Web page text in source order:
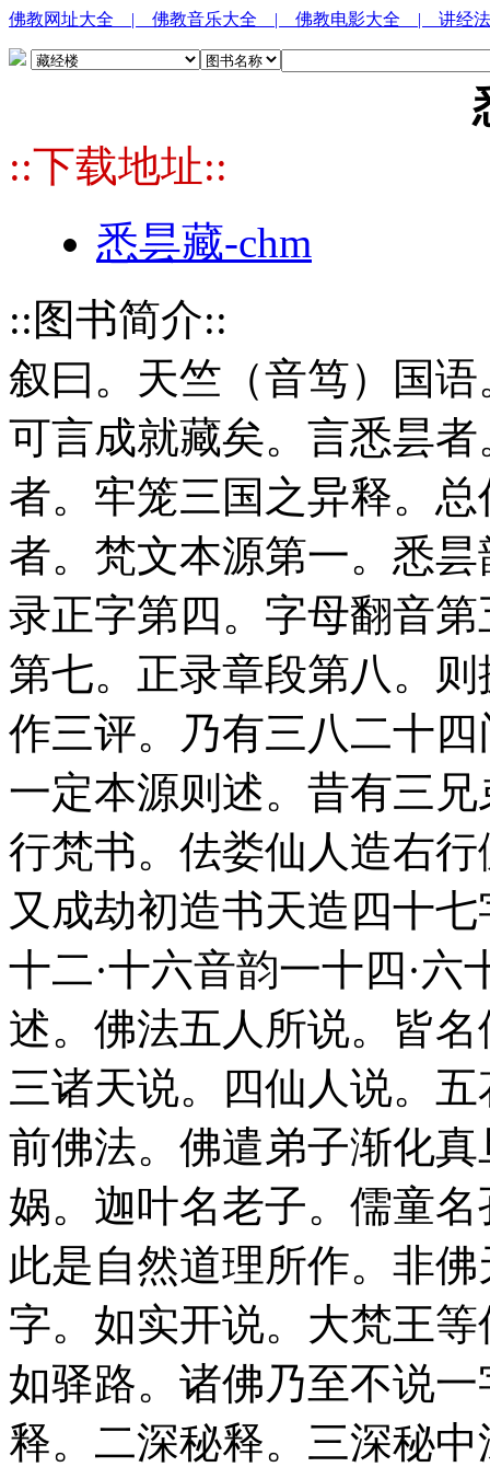
佛教网址大全 | 佛教音乐大全 | 佛教电影大全 | 讲经
::下载地址::
悉昙藏-chm
::图书简介::
叙曰。天竺（音笃）国
可言成就藏矣。言悉昙
者。牢笼三国之异释。
者。梵文本源第一。悉
录正字第四。字母翻音
第七。正录章段第八。
作三评。乃有三八二十
一定本源则述。昔有三
行梵书。佉娄仙人造右
又成劫初造书天造四十
十二·十六音韵一十四·
述。佛法五人所说。皆
三诸天说。四仙人说。
前佛法。佛遣弟子渐化
娲。迦叶名老子。儒童
此是自然道理所作。非
字。如实开说。大梵王
如驿路。诸佛乃至不说
释。二深秘释。三深秘